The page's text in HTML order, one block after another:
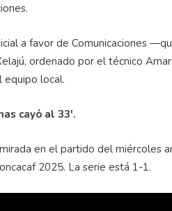
a favor de Comunicaciones
ordenado por el técnico
equipo local.
cayó al 33'.
en el partido del miércoles
2025. La serie está 1-1.